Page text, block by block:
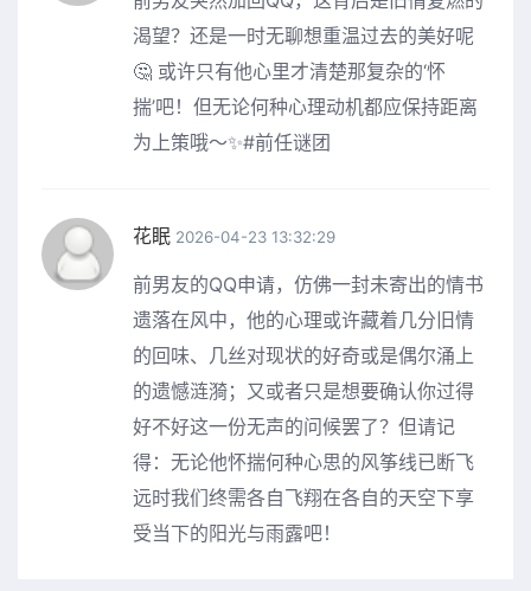
渴望？还是一时无聊想重温过去的美好呢
🤔 或许只有他心里才清楚那复杂的‘怀
揣’吧！但无论何种心理动机都应保持距离
为上策哦～✨#前任谜团
花眠2026-04-23 13:32:29
前男友的QQ申请，仿佛一封未寄出的情书
遗落在风中，他的心理或许藏着几分旧情
的回味、几丝对现状的好奇或是偶尔涌上
的遗憾涟漪；又或者只是想要确认你过得
好不好这一份无声的问候罢了？但请记
得：无论他怀揣何种心思的风筝线已断飞
远时我们终需各自飞翔在各自的天空下享
受当下的阳光与雨露吧！